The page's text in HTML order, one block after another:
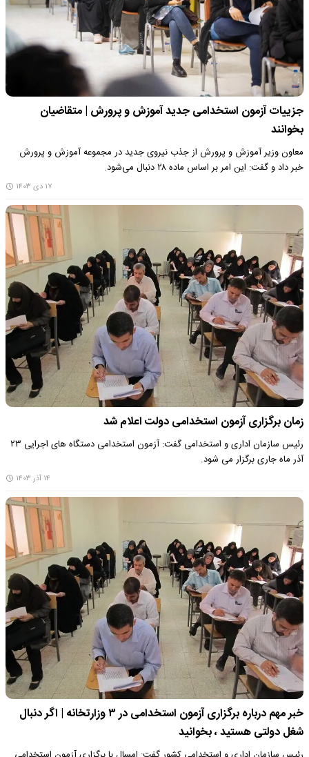
جزییات آزمون استخدامی جدید آموزش و پرورش | متقاضیان
بخوانند
معاون وزیر آموزش و پرورش از جذب نیروی جدید در مجموعه آموزش و پرورش
خبر داد و گفت: این امر بر اساس ماده ۲۸ دنبال می‌شود.
۱۷ دی ۱۴۰۳
زمان برگزاری آزمون استخدامی دولت اعلام شد
رئیس سازمان اداری و استخدامی گفت: آزمون استخدامی دستگاه های اجرایی ۲۳
آذر ماه جاری برگزار می شود.
۱۴ آذر ۱۴۰۳
خبر مهم درباره برگزاری آزمون استخدامی در ۳ وزارتخانه | اگر دنبال
شغل دولتی هستید ، بخوانید